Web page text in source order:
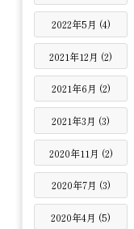
2022年5月 (4)
2021年12月 (2)
2021年6月 (2)
2021年3月 (3)
2020年11月 (2)
2020年7月 (3)
2020年4月 (5)